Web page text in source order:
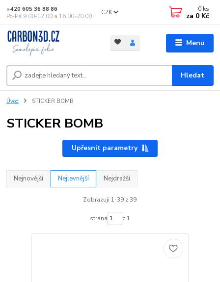
Menu
CZK
Hledat
+420 605 36 88 86
Po-Pá 9.00-12.00 a 16.00-20.00
0 ks
za 0 Kč
Úvod STICKER BOMB
STICKER BOMB
Upřesnit parametry
Nejnovější Nejlevnější Nejdražší
Zobrazuji 1-39 z 39
strana z 1